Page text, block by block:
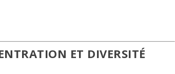
ET DIVERSITÉ